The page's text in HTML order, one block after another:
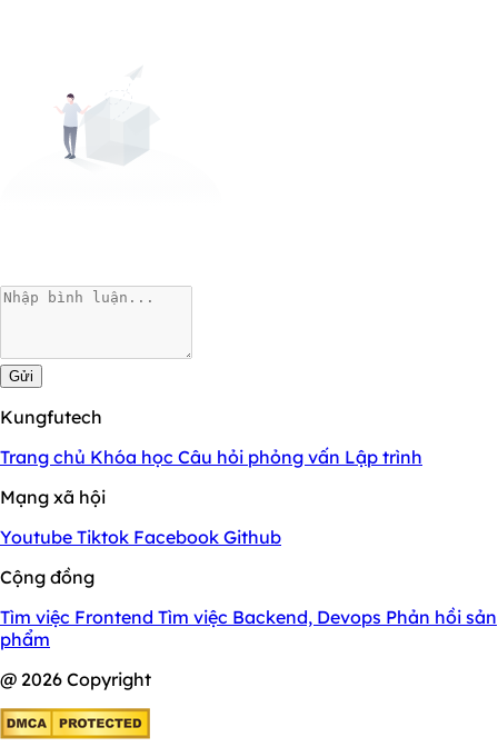
Gửi
Kungfutech
Trang chủ Khóa học Câu hỏi phỏng vấn Lập trình
Mạng xã hội
Youtube Tiktok Facebook Github
Cộng đồng
Tìm việc Frontend Tìm việc Backend, Devops Phản hồi sản
phẩm
@ 2026 Copyright